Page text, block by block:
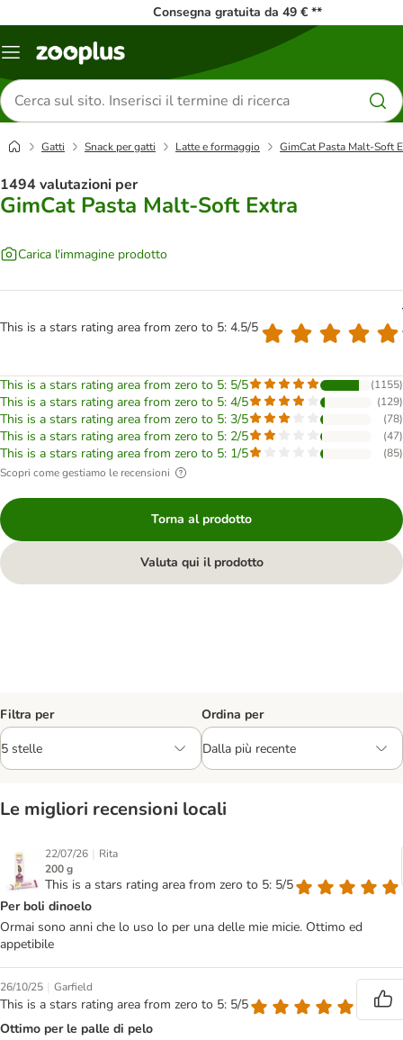
Consegna gratuita da 49 € **
Overview
Cerca
prodotti
Gatti Snack per gatti Latte e formaggio GimCat Pasta Malt-Soft
1494 valutazioni per
GimCat Pasta Malt-Soft Extra
Carica l'immagine prodotto
This is a stars rating area from zero to 5: 4.5/5
This is a stars rating area from zero to 5: 5/5 (1155)
This is a stars rating area from zero to 5: 4/5 (129)
This is a stars rating area from zero to 5: 3/5 (78)
This is a stars rating area from zero to 5: 2/5 (47)
This is a stars rating area from zero to 5: 1/5 (85)
Scopri come gestiamo le recensioni
Torna al prodotto
Valuta qui il prodotto
Filtra per Ordina per
Le migliori recensioni locali
22/07/26 | Rita
200 g
This is a stars rating area from zero to 5: 5/5
Per boli dinoelo
Ormai sono anni che lo uso lo per una delle mie micie. Ottimo ed
appetibile
26/10/25 | Garfield
This is a stars rating area from zero to 5: 5/5
Ottimo per le palle di pelo